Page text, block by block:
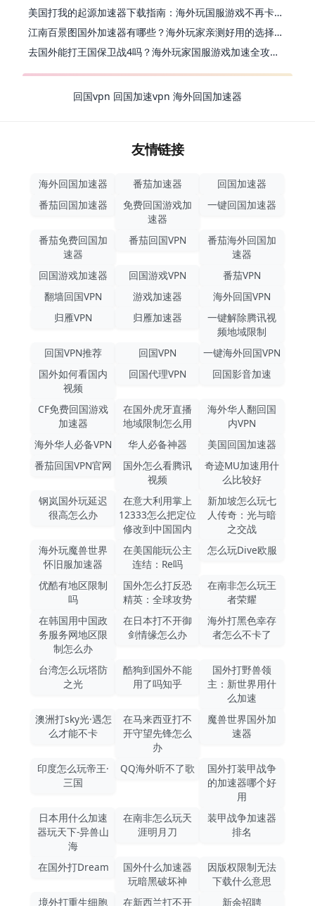
美国打我的起源加速器下载指南：海外玩国服游戏不再卡的终极方案
江南百景图国外加速器有哪些？海外玩家亲测好用的选择与避坑指南
去国外能打王国保卫战4吗？海外玩家国服游戏加速全攻略（附公主连结幻想江湖实测）
回国vpn 回国加速vpn 海外回国加速器
友情链接
海外回国加速器 番茄加速器
回国加速器
番茄回国加速器
免费回国游戏加
速器
一键回国加速器
番茄免费回国加
速器
番茄回国VPN
番茄海外回国加
速器
回国游戏加速器
回国游戏VPN
番茄VPN
翻墙回国VPN
游戏加速器
海外回国VPN
归雁VPN
归雁加速器
一键解除腾讯视
频地域限制
回国VPN推荐
回国VPN
一键海外回国VPN
国外如何看国内
视频
回国代理VPN 回国影音加速
CF免费回国游戏
加速器
在国外虎牙直播
地域限制怎么用
海外华人翻回国
内VPN
海外华人必备VPN
华人必备神器
美国回国加速器
番茄回国VPN官网
国外怎么看腾讯
视频
奇迹MU加速用什
么比较好
钢岚国外玩延迟
很高怎么办
在意大利用掌上
12333怎么把定位
修改到中国国内
新加坡怎么玩七
人传奇：光与暗
之交战
海外玩魔兽世界
怀旧服加速器
在美国能玩公主
连结：Re吗
怎么玩Dive欧服
优酷有地区限制
吗
国外怎么打反恐
精英：全球攻势
在南非怎么玩王
者荣耀
在韩国用中国政
务服务网地区限
制怎么办
在日本打不开御
剑情缘怎么办
海外打黑色幸存
者怎么不卡了
台湾怎么玩塔防
之光
酷狗到国外不能
用了吗知乎
国外打野兽领
主：新世界用什
么加速
澳洲打sky光·遇怎
么才能不卡
在马来西亚打不
开守望先锋怎么
办
魔兽世界国外加
速器
印度怎么玩帝王·
三国
QQ海外听不了歌
国外打装甲战争
的加速器哪个好
用
日本用什么加速
器玩天下-异兽山
海
在南非怎么玩天
涯明月刀
装甲战争加速器
排名
在国外打Dream
国外什么加速器
玩暗黑破坏神
因版权限制无法
下载什么意思
境外打重生细胞
在新西兰打不开 新余招聘